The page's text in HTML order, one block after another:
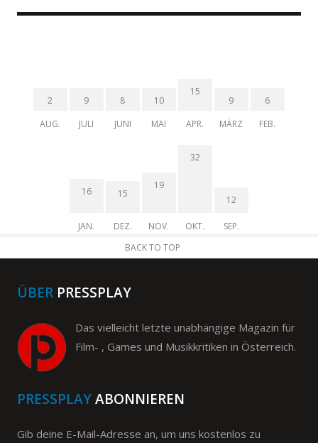
2
AUG.
9
JULI
8
JUNI
10
MAI
15
APR.
9
MÄRZ
6
FEB.
16
JAN.
15
DEZ.
19
NOV.
32
OKT.
12
SEP.
BACK TO TOP
ÜBER PRESSPLAY
Das vielleicht letzte unabhängige Magazin für
Film- , Games und Musikkritiken in Österreich.
PRESSPLAYABONNIEREN
Gib deine E-Mail-Adresse an, um uns kostenlos zu